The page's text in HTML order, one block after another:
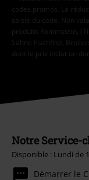
codes promos. La
saisie du code. Non
produits Rammstein,
Sahne Fischfilet,
dont le prix inclut un don.
Notre Service-
Disponible : Lundi de
Démarrer le